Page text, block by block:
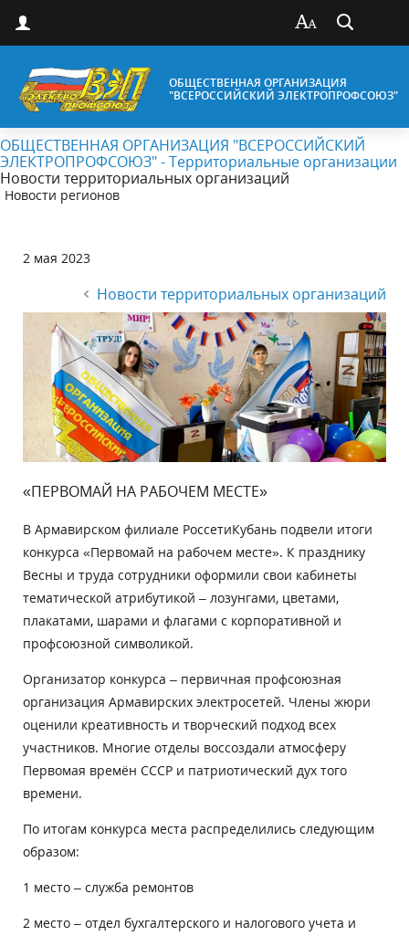
ОБЩЕСТВЕННАЯ ОРГАНИЗАЦИЯ
"ВСЕРОССИЙСКИЙ ЭЛЕКТРОПРОФСОЮЗ"
ОБЩЕСТВЕННАЯ ОРГАНИЗАЦИЯ "ВСЕРОССИЙСКИЙ
ЭЛЕКТРОПРОФСОЮЗ" - Территориальные организации
Новости территориальных организаций
Новости регионов
2 мая 2023
Новости территориальных организаций
«ПЕРВОМАЙ НА РАБОЧЕМ МЕСТЕ»
В Армавирском филиале РоссетиКубань подвели итоги
конкурса «Первомай на рабочем месте». К празднику
Весны и труда сотрудники оформили свои кабинеты
тематической атрибутикой – лозунгами, цветами,
плакатами, шарами и флагами с корпоративной и
профсоюзной символикой.
Организатор конкурса – первичная профсоюзная
организация Армавирских электросетей. Члены жюри
оценили креативность и творческий подход всех
участников. Многие отделы воссоздали атмосферу
Первомая времён СССР и патриотический дух того
времени.
По итогам конкурса места распределились следующим
образом:
1 место – служба ремонтов
2 место – отдел бухгалтерского и налогового учета и